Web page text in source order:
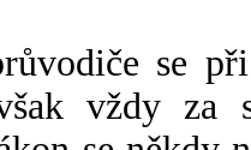
se
vždy za